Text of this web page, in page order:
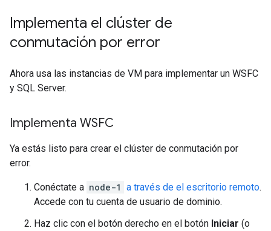
Implementa el clúster de
conmutación por error
Ahora usa las instancias de VM para implementar un WSFC
y SQL Server.
Implementa WSFC
Ya estás listo para crear el clúster de conmutación por
error.
Conéctate a node-1 a través de el escritorio remoto.
Accede con tu cuenta de usuario de dominio.
Haz clic con el botón derecho en el botón Iniciar (o